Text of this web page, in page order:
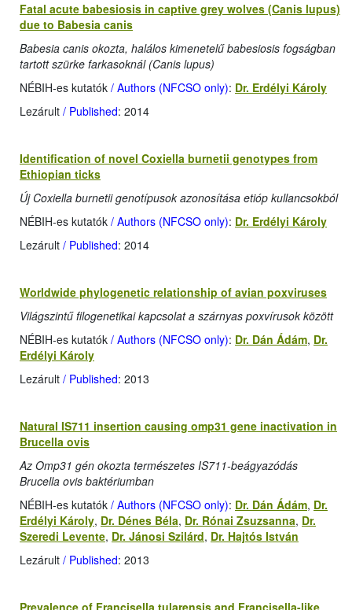
Fatal acute babesiosis in captive grey wolves (Canis lupus)
due to Babesia canis
Babesia canis okozta, halálos kimenetelű babesiosis fogságban
tartott szürke farkasoknál (Canis lupus)
NÉBIH-es kutatók / Authors (NFCSO only): Dr. Erdélyi Károly
Lezárult / Published: 2014
Identification of novel Coxiella burnetii genotypes from
Ethiopian ticks
Új Coxiella burnetii genotípusok azonosítása etióp kullancsokból
NÉBIH-es kutatók / Authors (NFCSO only): Dr. Erdélyi Károly
Lezárult / Published: 2014
Worldwide phylogenetic relationship of avian poxviruses
Világszintű filogenetikai kapcsolat a szárnyas poxvírusok között
NÉBIH-es kutatók / Authors (NFCSO only): Dr. Dán Ádám, Dr.
Erdélyi Károly
Lezárult / Published: 2013
Natural IS711 insertion causing omp31 gene inactivation in
Brucella ovis
Az Omp31 gén okozta természetes IS711-beágyazódás
Brucella ovis baktériumban
NÉBIH-es kutatók / Authors (NFCSO only): Dr. Dán Ádám, Dr.
Erdélyi Károly, Dr. Dénes Béla, Dr. Rónai Zsuzsanna, Dr.
Szeredi Levente, Dr. Jánosi Szilárd, Dr. Hajtós István
Lezárult / Published: 2013